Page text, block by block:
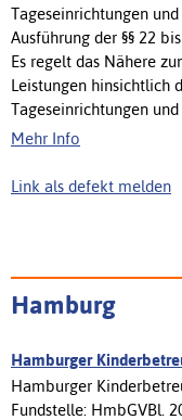
Tageseinrichtungen
Ausführung der §§ 22
Es regelt das Nähere
Leistungen hinsichtlich
Tageseinrichtungen
Mehr Info
Link als defekt melden
Hamburg
Hamburger
Hamburger
Fundstelle: HmbGVBl.